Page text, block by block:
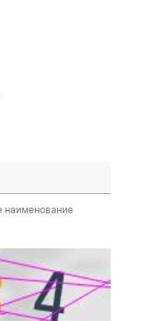
наименование